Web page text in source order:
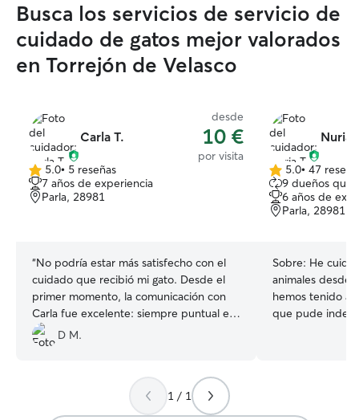
Busca los servicios de servicio de
cuidado de gatos mejor valorados
en Torrejón de Velasco
Carla T.
desde
10 €
por visita
5.0
de
5
5.0• 5 reseñas
7 años de experiencia
Parla, 28981
“No podría estar más satisfecho con el
cuidado que recibió mi gato. Desde el
primer momento, la comunicación con
Carla fue excelente: siempre puntual en
las visitas y manteniéndome informado
con fotos, vídeos y comentarios sobre
todas mis vacaciones pude estar
completamente tranquilo sabiendo que
estaba en buenas manos. Se nota el
D M.
Nuria
5.0
de
5
estrellas
5.0• 47
9 dueños que
6 años de
Parla, 28981
Sobre: He
animales desde
hemos tenido
que pude
varios años.
1 / 1